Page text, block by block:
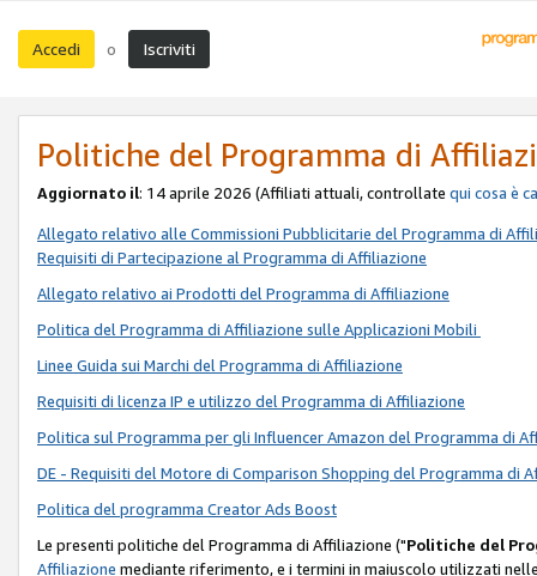
Accedi o Iscriviti
Politiche del Programma di
Aggiornato il: 14 aprile 2026 (Affiliati attuali, controllate qui cosa è
Allegato relativo alle Commissioni Pubblicitarie del Programma di
Requisiti di Partecipazione al Programma di Affiliazione
Allegato relativo ai Prodotti del Programma di Affiliazione
Politica del Programma di Affiliazione sulle Applicazioni Mobili
Linee Guida sui Marchi del Programma di Affiliazione
Requisiti di licenza IP e utilizzo del Programma di Affiliazione
Politica sul Programma per gli Influencer Amazon del Programma di
DE - Requisiti del Motore di Comparison Shopping del Programma di
Politica del programma Creator Ads Boost
Le presenti politiche del Programma di Affiliazione ("Politiche del
Affiliazione mediante riferimento, e i termini in maiuscolo utilizzati